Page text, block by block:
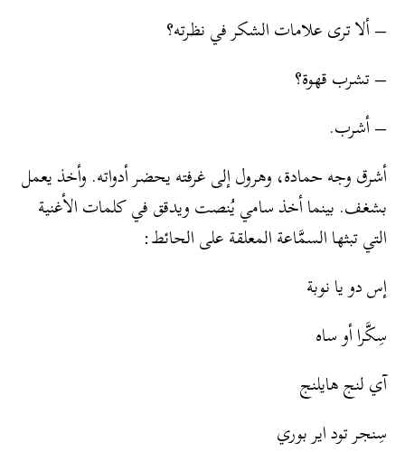
– ألا ترى علامات الشكر في نظرته؟
– تشرب قهوة؟
– أشرب.
أشرق وجه حمادة، وهرول إلى غرفته يحضر أدواته. وأخذ يعمل
بشغف. بينما أخذ سامي يُنصت ويدقق في كلمات الأغنية
التي تبثها السمَّاعة المعلقة على الحائط:
إس دو يا نوبة
سِكَّرا أو ساه
آي لنج هايلنج
سِنجر تود اير بوري